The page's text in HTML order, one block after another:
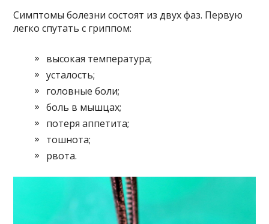
Симптомы болезни состоят из двух фаз. Первую
легко спутать с гриппом:
высокая температура;
усталость;
головные боли;
боль в мышцах;
потеря аппетита;
тошнота;
рвота.